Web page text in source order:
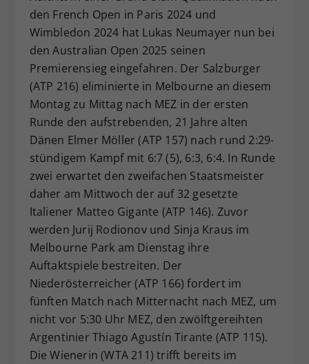
den French Open in Paris 2024 und
Wimbledon 2024 hat Lukas Neumayer nun bei
den Australian Open 2025 seinen
Premierensieg eingefahren. Der Salzburger
(ATP 216) eliminierte in Melbourne an diesem
Montag zu Mittag nach MEZ in der ersten
Runde den aufstrebenden, 21 Jahre alten
Dänen Elmer Möller (ATP 157) nach rund 2:29-
stündigem Kampf mit 6:7 (5), 6:3, 6:4. In Runde
zwei erwartet den zweifachen Staatsmeister
daher am Mittwoch der auf 32 gesetzte
Italiener Matteo Gigante (ATP 146). Zuvor
werden Jurij Rodionov und Sinja Kraus im
Melbourne Park am Dienstag ihre
Auftaktspiele bestreiten. Der
Niederösterreicher (ATP 166) fordert im
fünften Match nach Mitternacht nach MEZ, um
nicht vor 5:30 Uhr MEZ, den zwölftgereihten
Argentinier Thiago Agustín Tirante (ATP 115).
Die Wienerin (WTA 211) trifft bereits im
Zweck
Dieser Wert speichert Ihre Consent-
Einstellungen. Unter anderem eine
zufällig generierte ID, für die
historische Speicherung Ihrer
vorgenommen Einstellungen, falls der
Webseiten-Betreiber dies eingestellt
hat.